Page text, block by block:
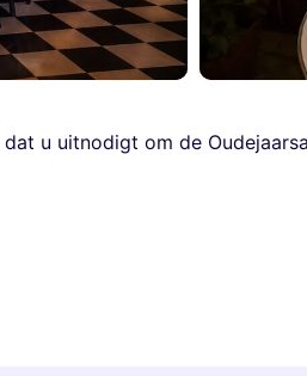
u uitnodigt om de